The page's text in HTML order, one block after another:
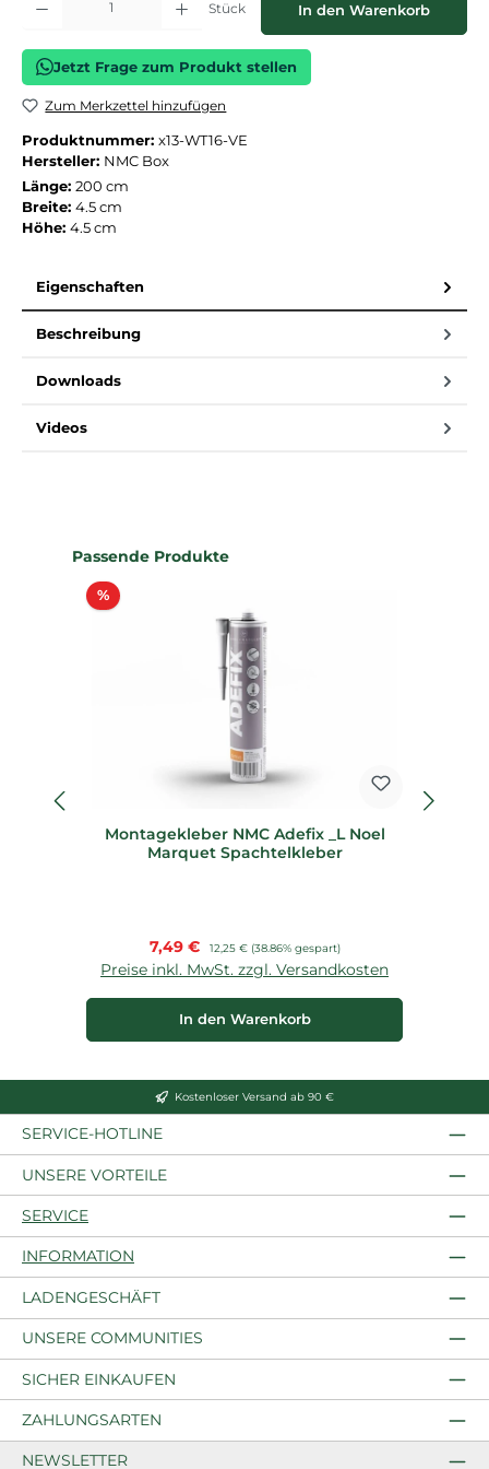
Stück In den Warenkorb
Jetzt Frage zum Produkt stellen
Zum Merkzettel hinzufügen
Produktnummer: x13-WT16-VE
Hersteller: NMC Box
Länge: 200 cm
Breite: 4.5 cm
Höhe: 4.5 cm
Eigenschaften
Beschreibung
Downloads
Videos
Produktgalerie überspringen
Passende Produkte
%Rabatt
Montagekleber NMC Adefix _L Noel
Marquet Spachtelkleber
Verkaufspreis:
7,49 € Regulärer Preis:
12,25 € (38.86% gespart)
Preise inkl. MwSt. zzgl. Versandkosten
In den Warenkorb
Kostenloser Versand ab 90 €
SERVICE-HOTLINE
UNSERE VORTEILE
SERVICE
INFORMATION
LADENGESCHÄFT
UNSERE COMMUNITIES
SICHER EINKAUFEN
ZAHLUNGSARTEN
NEWSLETTER